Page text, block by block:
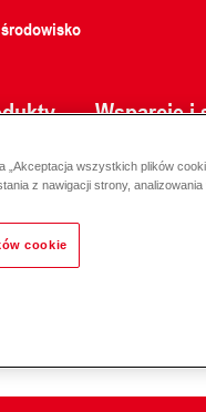
Wsparcie i
PHE
„Akceptacja wszystkich plików
z nawigacji strony,
cookie